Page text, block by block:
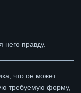
правду.
что он может
требуемую форму,